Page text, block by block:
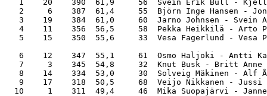
1    20    390  61,9     56  Svein Erik
2     6    387  61,4     55  Björn Inge Hansen -
3    19    384  61,0     60  Jarno Johnsen -
4    11    356  56,5     58  Pekka Heikkilä -
5    15    350  55,6     33  Vesa Fagerlund -
6    12    347  55,1     61  Osmo Haljoki -
7     3    345  54,8     32  Knut Busk - Britt
8    14    334  53,0     30  Solveig
9    17    318  50,5     68  Veijo Nikkanen -
10     1    311  49,4     46  Mika